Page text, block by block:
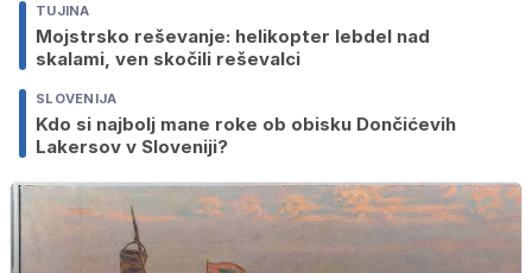
TUJINA
Mojstrsko reševanje: helikopter lebdel nad
skalami, ven skočili reševalci
SLOVENIJA
Kdo si najbolj mane roke ob obisku Dončićevih
Lakersov v Sloveniji?